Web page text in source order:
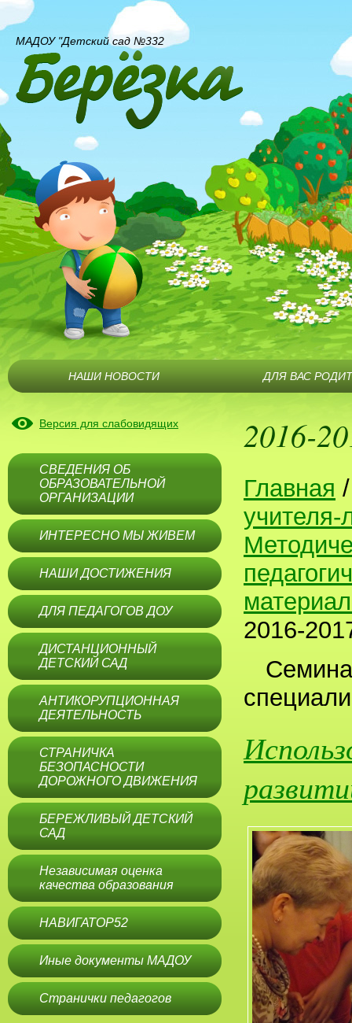
Версия для слабовидящих
СВЕДЕНИЯ ОБ
ОБРАЗОВАТЕЛЬНОЙ
ОРГАНИЗАЦИИ
ИНТЕРЕСНО МЫ ЖИВЕМ
НАШИ ДОСТИЖЕНИЯ
ДЛЯ ПЕДАГОГОВ ДОУ
ДИСТАНЦИОННЫЙ
ДЕТСКИЙ САД
АНТИКОРУПЦИОННАЯ
ДЕЯТЕЛЬНОСТЬ
СТРАНИЧКА
БЕЗОПАСНОСТИ
ДОРОЖНОГО ДВИЖЕНИЯ
БЕРЕЖЛИВЫЙ ДЕТСКИЙ
САД
Независимая оценка
качества образования
НАВИГАТОР52
Иные документы МАДОУ
Странички педагогов
2016-
Главная
2016-
МАДОУ "Детский сад №332
НАШИ НОВОСТИ ДЛЯ ВАС